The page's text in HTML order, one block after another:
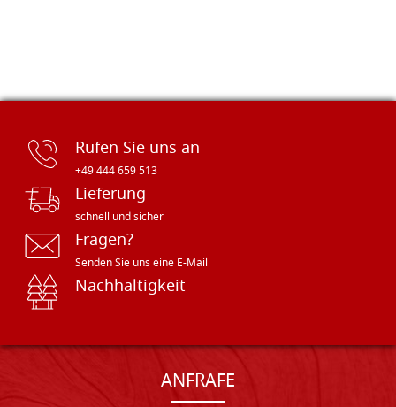
Rufen Sie uns an
+49 444 659 513
Lieferung
schnell und sicher
Fragen?
Senden Sie uns eine E-Mail
Nachhaltigkeit
ANFRAFE